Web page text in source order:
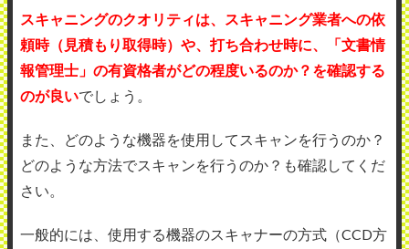
スキャニングのクオリティは、スキャニング業者への依
頼時（見積もり取得時）や、打ち合わせ時に、「文書情
報管理士」の有資格者がどの程度いるのか？を確認する
のが良いでしょう。
また、どのような機器を使用してスキャンを行うのか？
どのような方法でスキャンを行うのか？も確認してくだ
さい。
一般的には、使用する機器のスキャナーの方式（CCD方